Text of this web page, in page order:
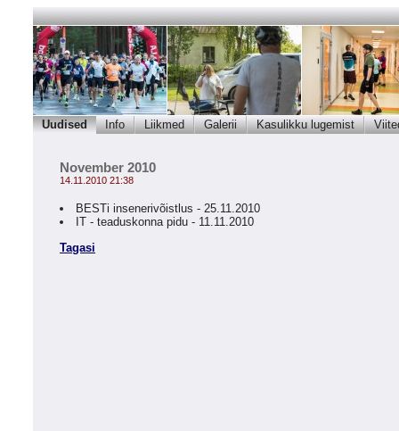
Uudised Info Liikmed Galerii Kasulikku lugemist
November 2010
14.11.2010 21:38
BESTi insenerivõistlus - 25.11.2010
IT - teaduskonna pidu - 11.11.2010
Tagasi